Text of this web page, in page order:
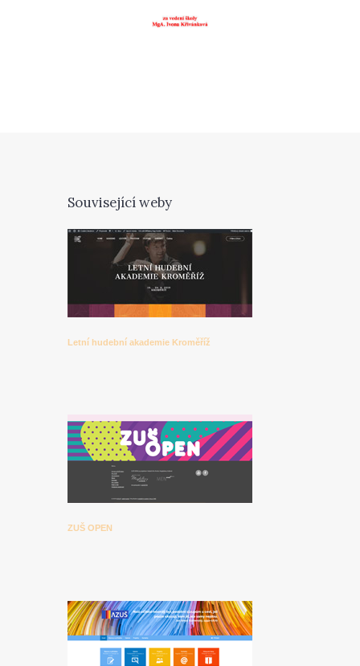
Související weby
Letní hudební akademie Kroměříž
ZUŠ OPEN